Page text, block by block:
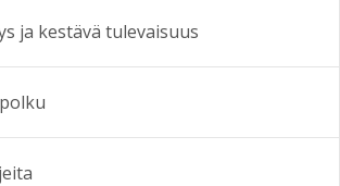
ja kestävä tulevaisuus